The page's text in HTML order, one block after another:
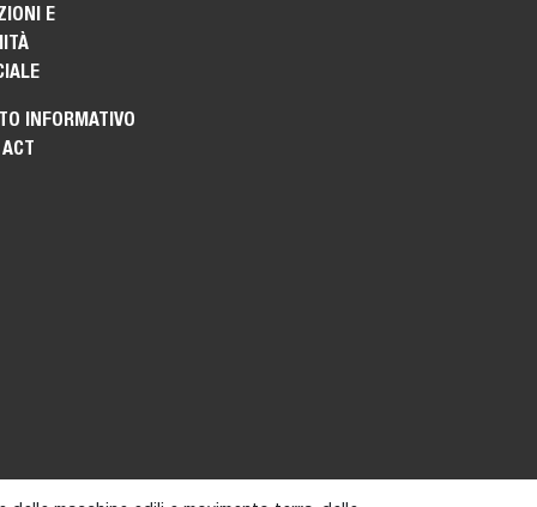
E
INFORMATIVO